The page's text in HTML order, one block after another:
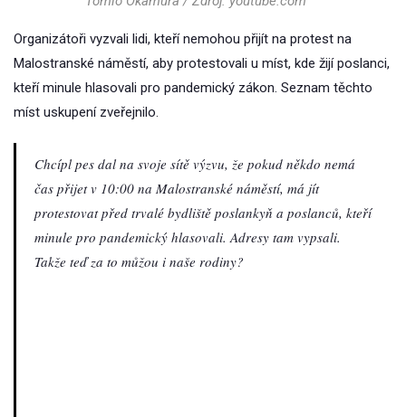
Organizátoři vyzvali lidi, kteří nemohou přijít na protest na
Malostranské náměstí, aby protestovali u míst, kde žijí poslanci,
kteří minule hlasovali pro pandemický zákon. Seznam těchto
míst uskupení zveřejnilo.
Chcípl pes dal na svoje sítě výzvu, že pokud někdo nemá
čas přijet v 10:00 na Malostranské náměstí, má jít
protestovat před trvalé bydliště poslankyň a poslanců, kteří
minule pro pandemický hlasovali. Adresy tam vypsali.
Takže teď za to můžou i naše rodiny?